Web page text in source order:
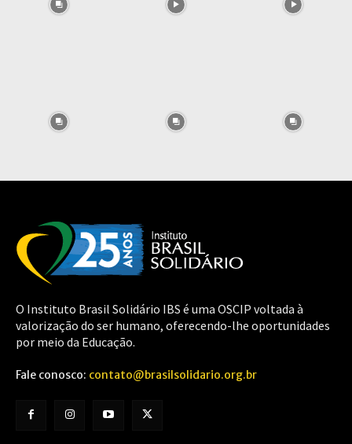
O Instituto Brasil Solidário IBS é uma OSCIP voltada à
valorização do ser humano, oferecendo-lhe oportunidades
por meio da Educação.
Fale conosco: contato@brasilsolidario.org.br